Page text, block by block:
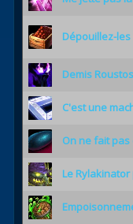
Dépouillez-
Demis Roustos
C'est une
On ne fait
Le